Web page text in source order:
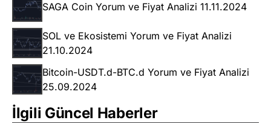
SAGA Coin Yorum ve Fiyat Analizi 11.11.2024
SOL ve Ekosistemi Yorum ve Fiyat Analizi
21.10.2024
Bitcoin-USDT.d-BTC.d Yorum ve Fiyat Analizi
25.09.2024
İlgili Güncel Haberler